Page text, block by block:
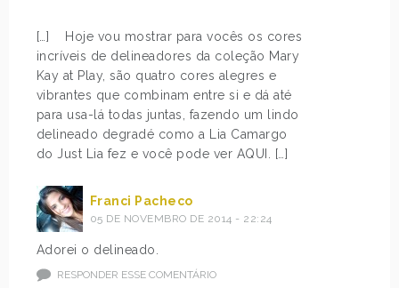
[…] Hoje vou mostrar para vocês os cores
incríveis de delineadores da coleção Mary
Kay at Play, são quatro cores alegres e
vibrantes que combinam entre si e dá até
para usa-lá todas juntas, fazendo um lindo
delineado degradé como a Lia Camargo
do Just Lia fez e você pode ver AQUI. […]
Franci Pacheco
05 DE NOVEMBRO DE 2014 - 22:24
Adorei o delineado.
RESPONDER ESSE COMENTÁRIO